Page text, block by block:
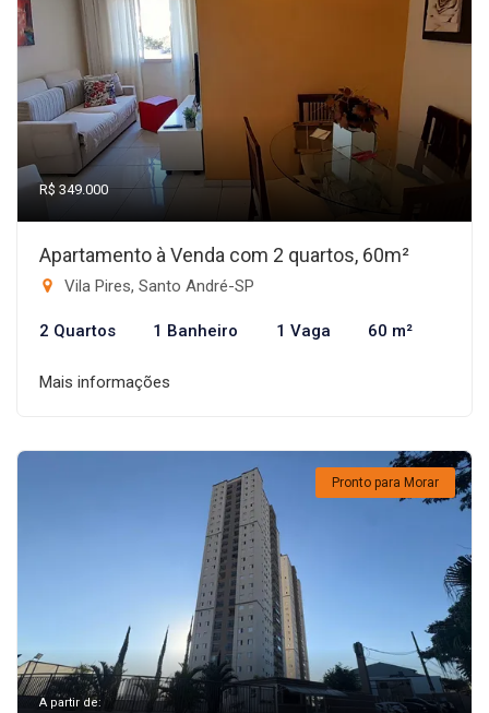
R$ 349.000
Apartamento à Venda com 2 quartos, 60m²
Vila Pires, Santo André-SP
2 Quartos 1 Banheiro 1 Vaga 60 m²
Mais informações
Pronto para Morar
A partir de: